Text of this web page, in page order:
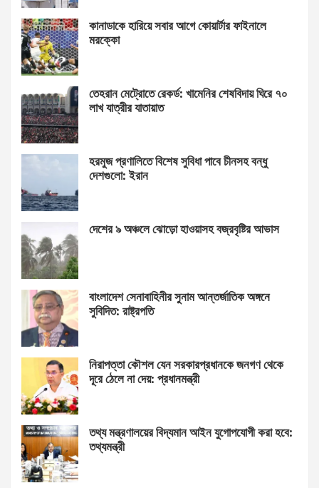
কানাডাকে হারিয়ে সবার আগে কোয়ার্টার ফাইনালে
মরক্কো
তেহরান মেট্রোতে রেকর্ড: খামেনির শেষবিদায় ঘিরে ৭০
লাখ যাত্রীর যাতায়াত
হরমুজ প্রণালিতে বিশেষ সুবিধা পাবে চীনসহ বন্ধু
দেশগুলো: ইরান
দেশের ৯ অঞ্চলে ঝোড়ো হাওয়াসহ বজ্রবৃষ্টির আভাস
বাংলাদেশ সেনাবাহিনীর সুনাম আন্তর্জাতিক অঙ্গনে
সুবিদিত: রাষ্ট্রপতি
নিরাপত্তা কৌশল যেন সরকারপ্রধানকে জনগণ থেকে
দূরে ঠেলে না দেয়: প্রধানমন্ত্রী
তথ্য মন্ত্রণালয়ের বিদ্যমান আইন যুগোপযোগী করা হবে:
তথ্যমন্ত্রী